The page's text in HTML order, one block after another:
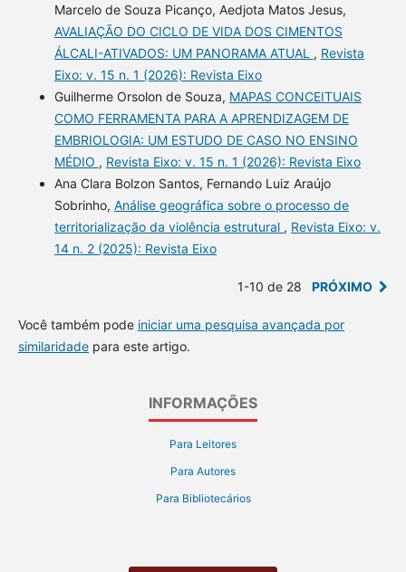
Marcelo de Souza Picanço, Aedjota Matos Jesus,
AVALIAÇÃO DO CICLO DE VIDA DOS CIMENTOS
ÁLCALI-ATIVADOS: UM PANORAMA ATUAL , Revista
Eixo: v. 15 n. 1 (2026): Revista Eixo
Guilherme Orsolon de Souza, MAPAS CONCEITUAIS
COMO FERRAMENTA PARA A APRENDIZAGEM DE
EMBRIOLOGIA: UM ESTUDO DE CASO NO ENSINO
MÉDIO , Revista Eixo: v. 15 n. 1 (2026): Revista Eixo
Ana Clara Bolzon Santos, Fernando Luiz Araújo
Sobrinho, Análise geográfica sobre o processo de
territorialização da violência estrutural , Revista Eixo: v.
14 n. 2 (2025): Revista Eixo
1-10 de 28 PRÓXIMO
Você também pode iniciar uma pesquisa avançada por
similaridadepara este artigo.
INFORMAÇÕES
Para Leitores
Para Autores
Para Bibliotecários